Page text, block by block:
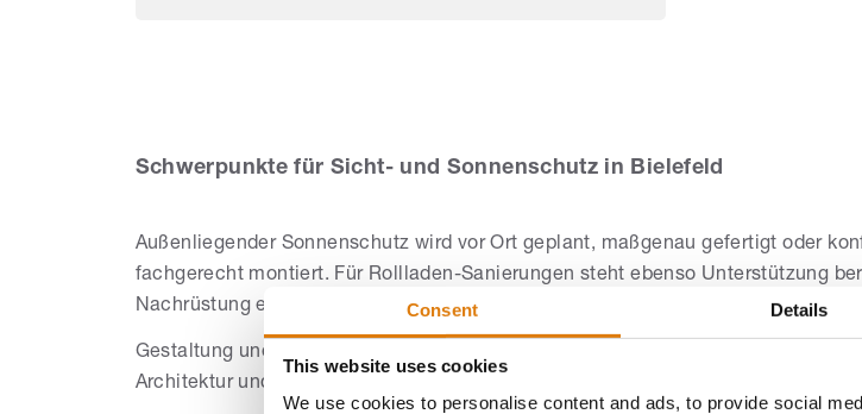
Consent Details
This website uses cookies
We use cookies to personalise content and ads, to provide social
Schwerpunkte für Sicht- und Sonnenschutz in Bielefeld
Außenliegender Sonnenschutz wird vor Ort geplant, maßgenau gefertigt oder
fachgerecht montiert. Für Rollladen-Sanierungen steht ebenso Unterstützung
Nachrüstung elektrischer Antriebe – umgesetzt durch eigene, regelmäßig
Gestaltung und Technik gehen Hand in Hand: Profile, Gewebe und
Architektur und Nutzung abstimmen. Hilfreich für die Farbgestaltung ist die